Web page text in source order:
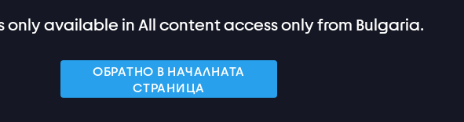
only available in All content access only from Bulgaria.
ОБРАТНО В НАЧАЛНАТА
СТРАНИЦА